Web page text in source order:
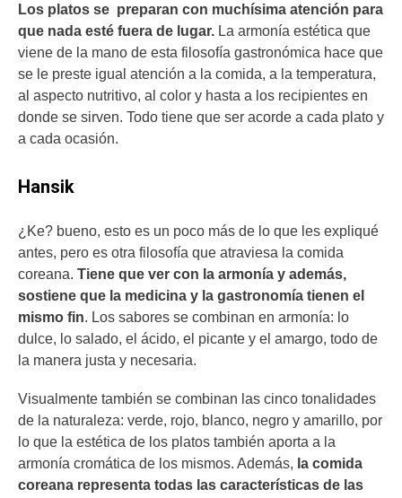
Los platos se preparan con muchísima atención para
que nada esté fuera de lugar. La armonía estética que
viene de la mano de esta filosofía gastronómica hace que
se le preste igual atención a la comida, a la temperatura,
al aspecto nutritivo, al color y hasta a los recipientes en
donde se sirven. Todo tiene que ser acorde a cada plato y
a cada ocasión.
Hansik
¿Ke? bueno, esto es un poco más de lo que les expliqué
antes, pero es otra filosofía que atraviesa la comida
coreana. Tiene que ver con la armonía y además,
sostiene que la medicina y la gastronomía tienen el
mismo fin. Los sabores se combinan en armonía: lo
dulce, lo salado, el ácido, el picante y el amargo, todo de
la manera justa y necesaria.
Visualmente también se combinan las cinco tonalidades
de la naturaleza: verde, rojo, blanco, negro y amarillo, por
lo que la estética de los platos también aporta a la
armonía cromática de los mismos. Además, la comida
coreana representa todas las características de las